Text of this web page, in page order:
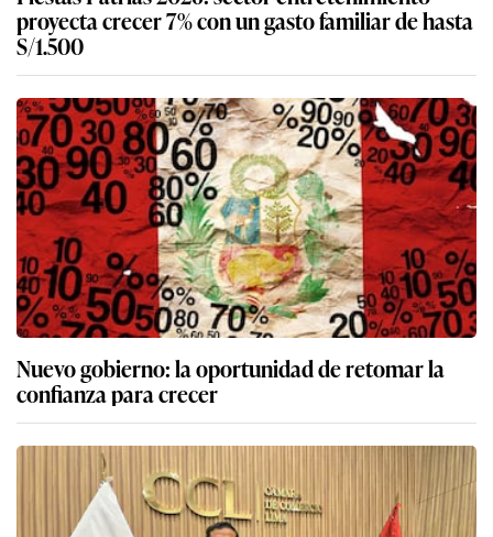
proyecta crecer 7% con un gasto familiar de hasta
S/1.500
Nuevo gobierno: la oportunidad de retomar la
confianza para crecer